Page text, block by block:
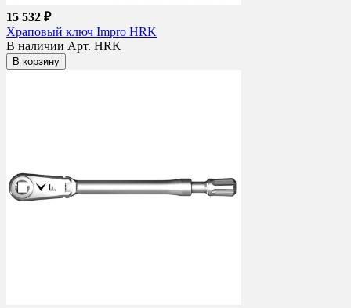
15 532 ₽
Храповый ключ Impro HRK
В наличии Арт. HRK
В корзину